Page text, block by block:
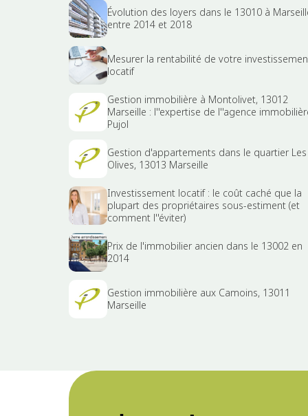
Évolution des loyers dans le 13010 à
entre 2014 et 2018
Mesurer la rentabilité de votre
locatif
Gestion immobilière à Montolivet, 13012
Marseille : l''expertise de l''agence
Pujol
Gestion d'appartements dans le quartier Les
Olives, 13013 Marseille
Investissement locatif : le coût caché que la
plupart des propriétaires sous-estiment (et
comment l''éviter)
Prix de l'immobilier ancien dans le 13002 en
2014
Gestion immobilière aux Camoins, 13011
Marseille